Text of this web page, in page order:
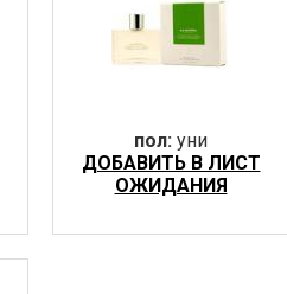
пол: уни
ДОБАВИТЬ В ЛИСТ
ОЖИДАНИЯ